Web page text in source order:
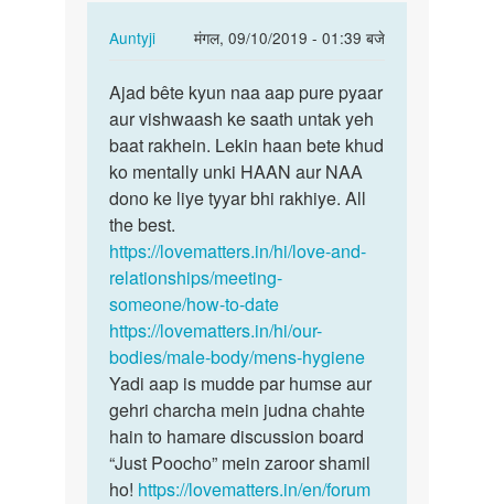
Auntyji
मंगल, 09/10/2019 - 01:39 बजे
In
to
Mai
ek
ladki
se
yaar
karta…
by
Ajad
Chauhan
Ajad
bête
kyun
naa
aap
pure…
Ajad bête kyun naa aap pure pyaar
aur vishwaash ke saath untak yeh
baat rakhein. Lekin haan bete khud
ko mentally unki HAAN aur NAA
dono ke liye tyyar bhi rakhiye. All
the best.
https://lovematters.in/hi/love-and-
relationships/meeting-
someone/how-to-date
https://lovematters.in/hi/our-
bodies/male-body/mens-hygiene
Yadi aap is mudde par humse aur
gehri charcha mein judna chahte
hain to hamare discussion board
“Just Poocho” mein zaroor shamil
ho! https://lovematters.in/en/forum